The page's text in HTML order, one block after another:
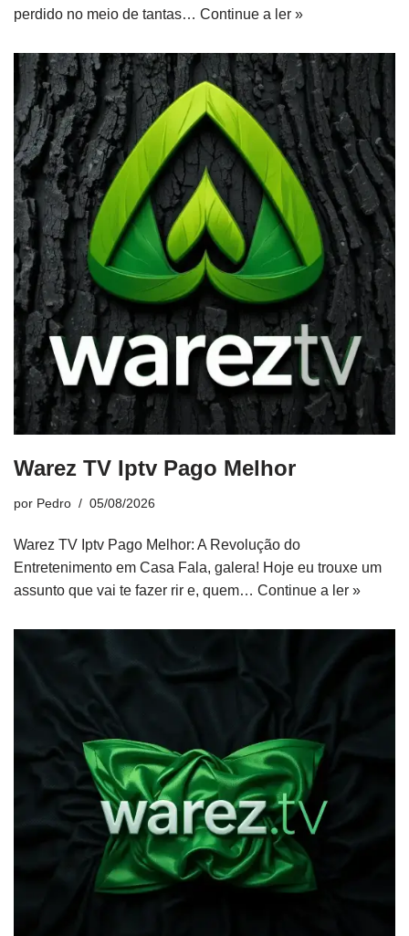
perdido no meio de tantas… Continue a ler »
Warez TV Iptv Pago Melhor
por Pedro 05/08/2026
Warez TV Iptv Pago Melhor: A Revolução do
Entretenimento em Casa Fala, galera! Hoje eu trouxe um
assunto que vai te fazer rir e, quem… Continue a ler »